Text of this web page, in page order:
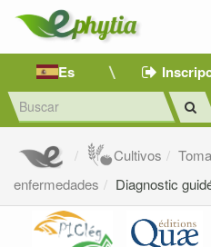
Es
Cultivos
enfermedades
Diagnostic